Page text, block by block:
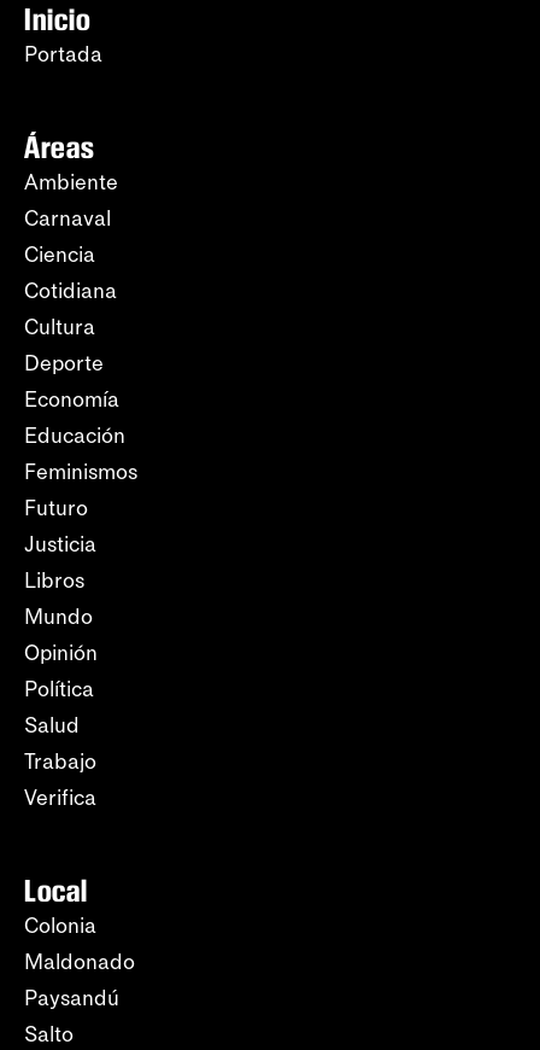
Inicio
Portada
Áreas
Ambiente
Carnaval
Ciencia
Cotidiana
Cultura
Deporte
Economía
Educación
Feminismos
Futuro
Justicia
Libros
Mundo
Opinión
Política
Salud
Trabajo
Verifica
Local
Colonia
Maldonado
Paysandú
Salto